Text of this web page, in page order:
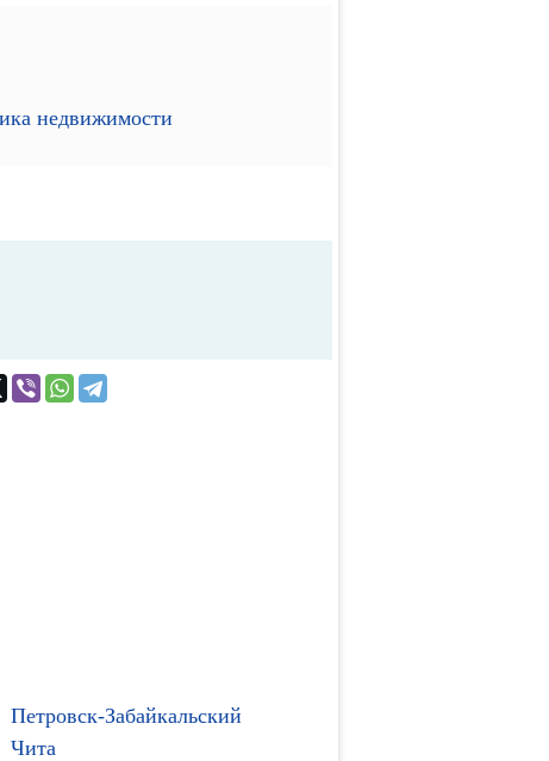
недвижимости
Петровск-Забайкальский
Чита